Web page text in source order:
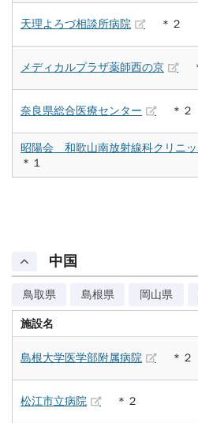
天理よろづ相談所病院 ＊２
メディカルプラザ薬師西の京
奈良県総合医療センター ＊２
昭陽会 和歌山南放射線科クリニッ
＊１
中国
鳥取県 島根県 岡山県
施設名
島根大学医学部附属病院 ＊２
松江市立病院 ＊２